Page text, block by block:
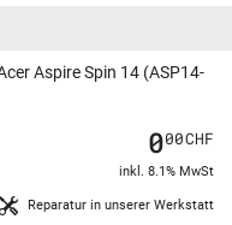
Aspire Spin 14 (ASP14-
Reparatur in unserer Werkstatt
000CHF
inkl. 8.1% MwSt